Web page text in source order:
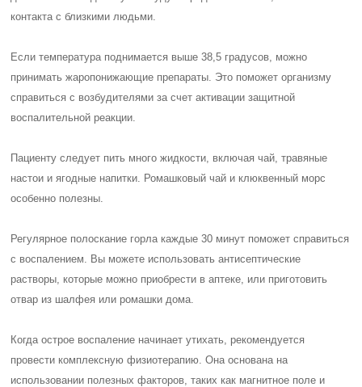
контакта с близкими людьми.
Если температура поднимается выше 38,5 градусов, можно
принимать жаропонижающие препараты. Это поможет организму
справиться с возбудителями за счет активации защитной
воспалительной реакции.
Пациенту следует пить много жидкости, включая чай, травяные
настои и ягодные напитки. Ромашковый чай и клюквенный морс
особенно полезны.
Регулярное полоскание горла каждые 30 минут поможет справиться
с воспалением. Вы можете использовать антисептические
растворы, которые можно приобрести в аптеке, или приготовить
отвар из шалфея или ромашки дома.
Когда острое воспаление начинает утихать, рекомендуется
провести комплексную физиотерапию. Она основана на
использовании полезных факторов, таких как магнитное поле и